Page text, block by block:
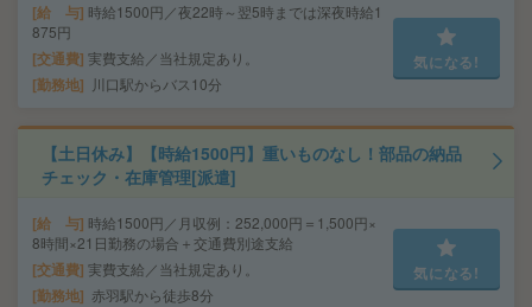
給 与 時給1500円／夜22時～翌5時までは深夜時給1
875円
交通費 実費支給／当社規定あり。
勤務地 川口駅からバス10分
気になる!
【土日休み】【時給1500円】重いものなし！部品の納品
チェック・在庫管理[派遣]
給 与 時給1500円／月収例：252,000円＝1,500円×
8時間×21日勤務の場合＋交通費別途支給
交通費 実費支給／当社規定あり。
勤務地 赤羽駅から徒歩8分
気になる!